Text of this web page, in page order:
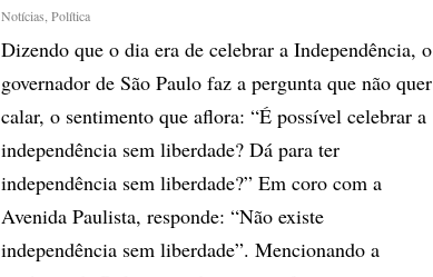
Notícias Política
Dizendo que o dia era de celebrar a Independência, o
governador de São Paulo faz a pergunta que não quer
calar, o sentimento que aflora: “É possível celebrar a
independência sem liberdade? Dá para ter
independência sem liberdade?” Em coro com a
Avenida Paulista, responde: “Não existe
independência sem liberdade”. Mencionando a